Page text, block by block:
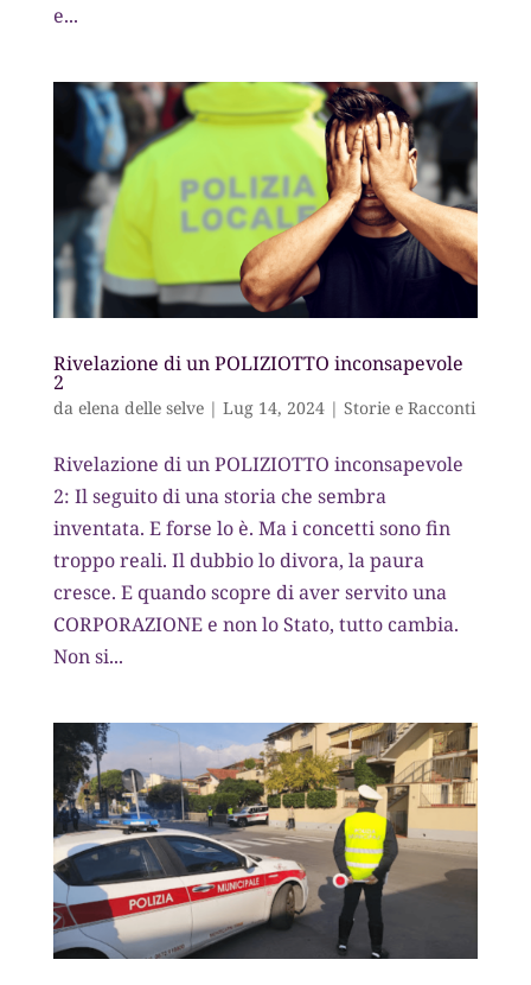
e...
Rivelazione di un POLIZIOTTO inconsapevole
2
da elena delle selve| Lug 14, 2024| Storie e Racconti
Rivelazione di un POLIZIOTTO inconsapevole
2: Il seguito di una storia che sembra
inventata. E forse lo è. Ma i concetti sono fin
troppo reali. Il dubbio lo divora, la paura
cresce. E quando scopre di aver servito una
CORPORAZIONE e non lo Stato, tutto cambia.
Non si...